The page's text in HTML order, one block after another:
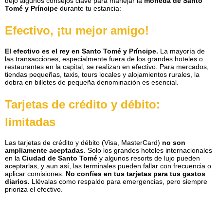
Tomé y Príncipe durante tu estancia:
Efectivo, ¡tu mejor amigo!
El efectivo es el rey en Santo Tomé y Príncipe. La mayoría de
las transacciones, especialmente fuera de los grandes hoteles o
restaurantes en la capital, se realizan en efectivo. Para mercados,
tiendas pequeñas, taxis, tours locales y alojamientos rurales, la
dobra en billetes de pequeña denominación es esencial.
Tarjetas de crédito y débito:
limitadas
Las tarjetas de crédito y débito (Visa, MasterCard) no son
ampliamente aceptadas . Solo los grandes hoteles internacionales
en la Ciudad de Santo Tomé y algunos resorts de lujo pueden
aceptarlas, y aun así, las terminales pueden fallar con frecuencia o
aplicar comisiones. No confíes en tus tarjetas para tus gastos
diarios. Llévalas como respaldo para emergencias, pero siempre
prioriza el efectivo.